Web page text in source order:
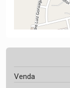
Venda